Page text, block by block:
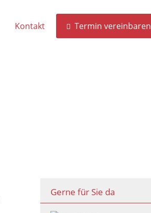
Kontakt Termin vereinbaren
Gerne für Sie da